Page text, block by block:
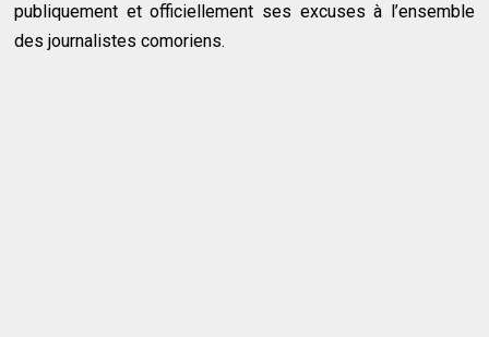
publiquement et officiellement ses excuses à l’ensemble
des journalistes comoriens.